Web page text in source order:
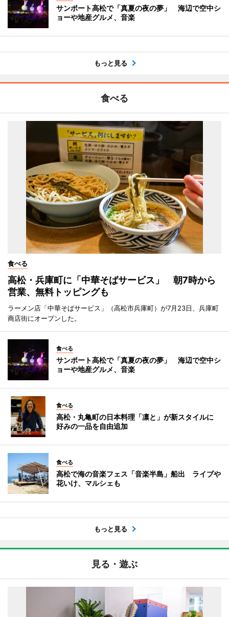
サンポート高松で「真夏の夜の夢」 海辺で空中シ
ョーや地産グルメ、音楽
もっと見る
食べる
食べる
高松・兵庫町に「中華そばサービス」 朝7時から
営業、無料トッピングも
ラーメン店「中華そばサービス」（高松市兵庫町）が7月23日、兵庫町
商店街にオープンした。
食べる
サンポート高松で「真夏の夜の夢」 海辺で空中シ
ョーや地産グルメ、音楽
食べる
高松・丸亀町の日本料理「凛と」が新スタイルに
好みの一品を自由追加
食べる
高松で海の音楽フェス「音楽半島」船出 ライブや
花いけ、マルシェも
もっと見る
見る・遊ぶ